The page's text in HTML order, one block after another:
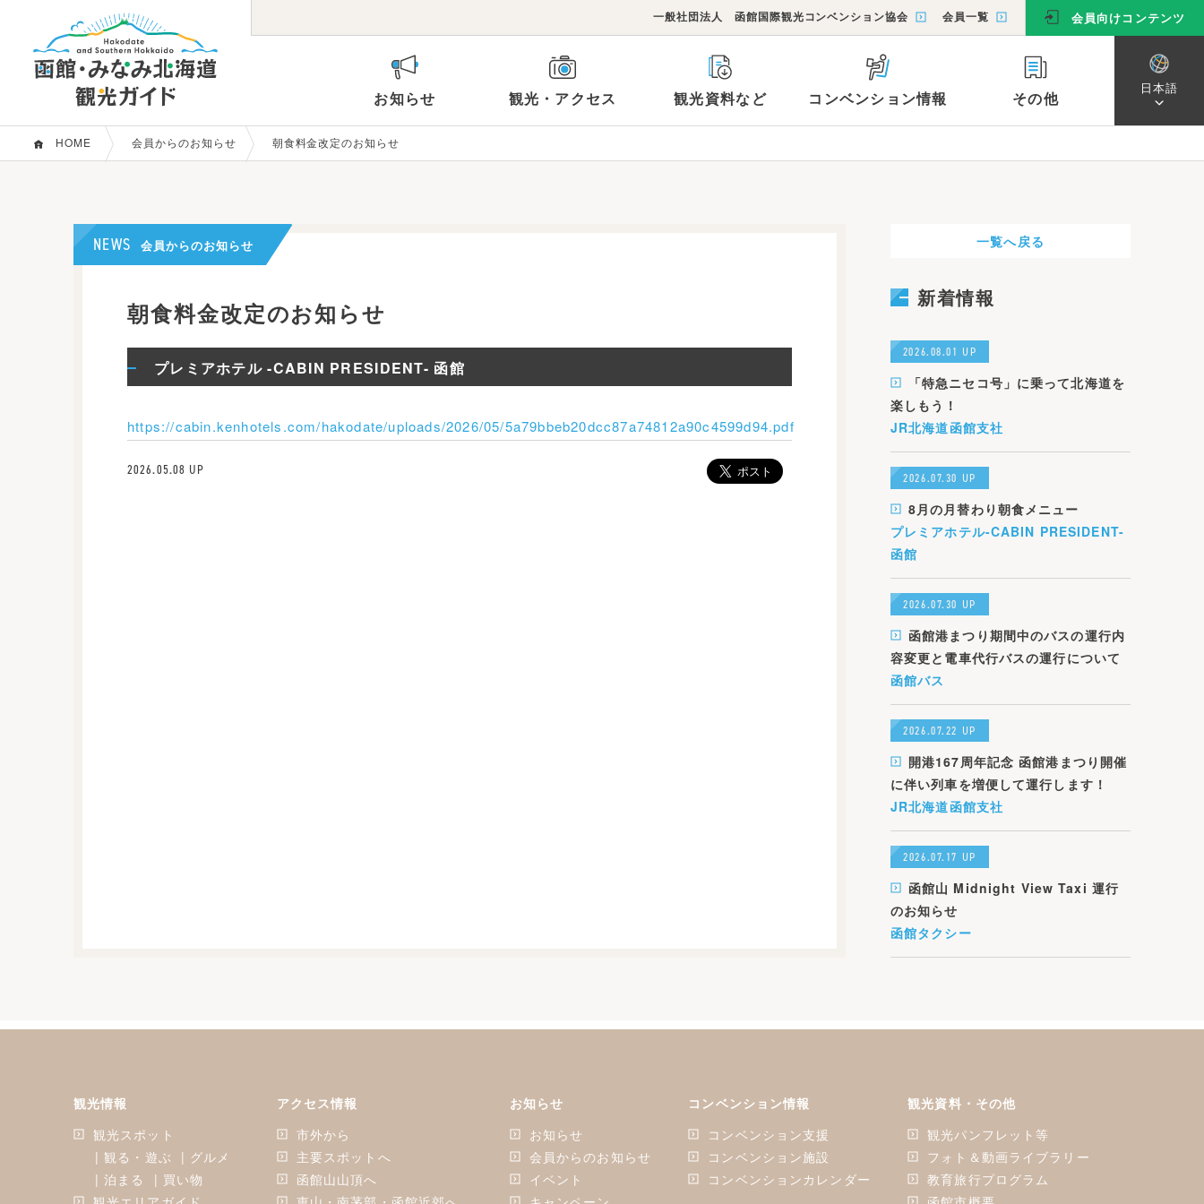
一般社団法人 函館国際観光コンベンション協会 会員一覧 会員向けコンテンツ
お知らせ 観光・アクセス 観光資料など コンベンション情報 その他
日本語
目的で探す 観る・遊ぶ
エリアガイド
観光エリアで探す
駅前・元町 五稜郭
その他函館 みなみ北海道 モデルコース
函館山山頂へのアクセス
主な交通手段・お役立ち情報
函館市電・観光路線バス情報
HOME 会員からのお知らせ 朝食料金改定のお知らせ
NEWS 会員からのお知らせ
朝食料金改定のお知らせ
プレミアホテル -CABIN PRESIDENT- 函館
https://cabin.kenhotels.com/hakodate/uploads/2026/05/5a79bbeb20dcc87a74812a90c4599d94.pdf
2026.05.08 UP
一覧へ戻る
新着情報
2026.08.01 UP
「特急ニセコ号」に乗って北海道を
楽しもう！
JR北海道函館支社
2026.07.30 UP
8月の月替わり朝食メニュー
プレミアホテル-CABIN PRESIDENT-
函館
2026.07.30 UP
函館港まつり期間中のバスの運行内
容変更と電車代行バスの運行について
函館バス
2026.07.22 UP
開港167周年記念 函館港まつり開催
に伴い列車を増便して運行します！
JR北海道函館支社
2026.07.17 UP
函館山 Midnight View Taxi 運行
のお知らせ
函館タクシー
観光情報
観光スポット
| 観る・遊ぶ
| グルメ
| 泊まる
| 買い物
アクセス情報
市外から
主要スポットへ
函館山山頂へ
お知らせ
お知らせ
会員からのお知らせ
イベント
コンベンション情報
コンベンション支援
コンベンション施設
コンベンションカレンダー
観光資料・その他
観光パンフレット等
フォト＆動画ライブラリー
教育旅行プログラム